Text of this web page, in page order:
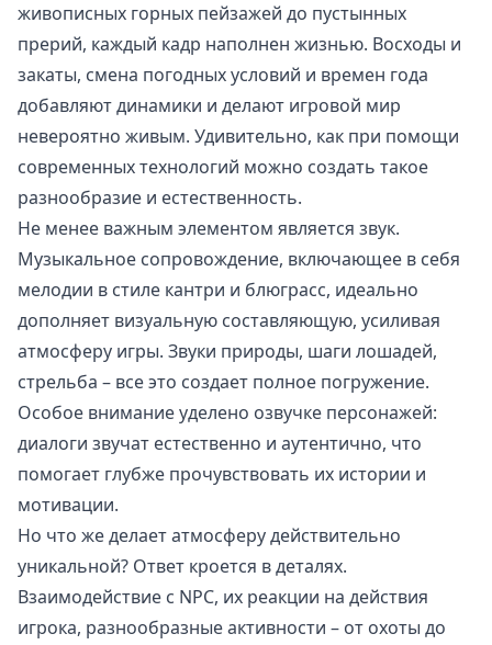
живописных горных пейзажей до пустынных
прерий, каждый кадр наполнен жизнью. Восходы и
закаты, смена погодных условий и времен года
добавляют динамики и делают игровой мир
невероятно живым. Удивительно, как при помощи
современных технологий можно создать такое
разнообразие и естественность.
Не менее важным элементом является звук.
Музыкальное сопровождение, включающее в себя
мелодии в стиле кантри и блюграсс, идеально
дополняет визуальную составляющую, усиливая
атмосферу игры. Звуки природы, шаги лошадей,
стрельба – все это создает полное погружение.
Особое внимание уделено озвучке персонажей:
диалоги звучат естественно и аутентично, что
помогает глубже прочувствовать их истории и
мотивации.
Но что же делает атмосферу действительно
уникальной? Ответ кроется в деталях.
Взаимодействие с NPC, их реакции на действия
игрока, разнообразные активности – от охоты до